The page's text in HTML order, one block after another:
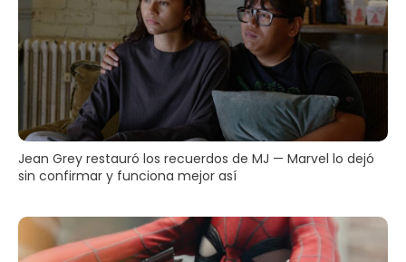
Jean Grey restauró los recuerdos de MJ — Marvel lo dejó
sin confirmar y funciona mejor así